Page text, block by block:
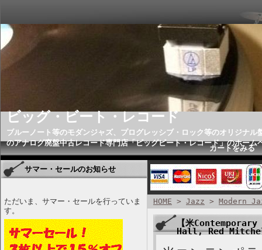
ビッグ・ビート・レコード
ブルーノート等のモダンジャズ、プログレッシブ・ロック等のオリジナル
のアナログ廃盤中古レコード専門店「ビッグビート・レコード」のホーム
カートをみる
サマー・セールのお知らせ
ただいま、サマー・セールを行っていま
す。
HOME > Jazz > Modern
【米
Hall, Red